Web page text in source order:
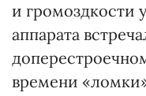
и громоздкости
аппарата
времени